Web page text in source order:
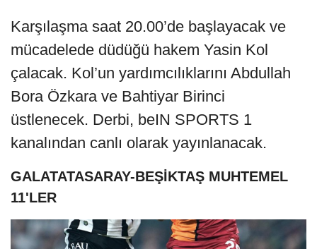
Karşılaşma saat 20.00’de başlayacak ve
mücadelede düdüğü hakem Yasin Kol
çalacak. Kol’un yardımcılıklarını Abdullah
Bora Özkara ve Bahtiyar Birinci
üstlenecek. Derbi, beIN SPORTS 1
kanalından canlı olarak yayınlanacak.
GALATATASARAY-BEŞİKTAŞ MUHTEMEL
11'LER